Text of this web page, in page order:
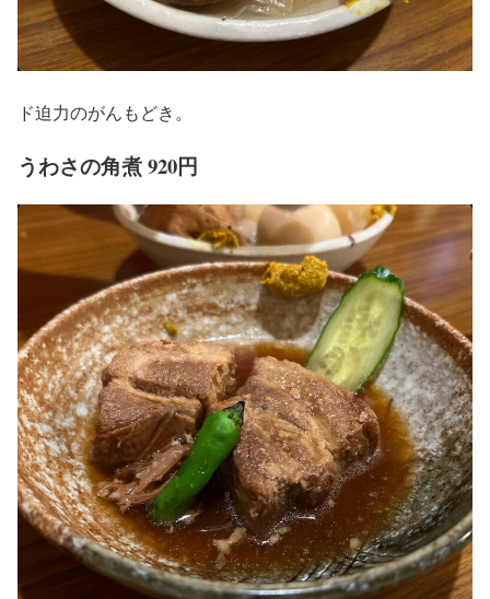
ド迫力のがんもどき。
うわさの角煮 920円